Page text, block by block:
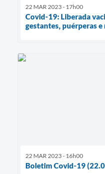
22 MAR 2023 - 17h00
Covid-19: Liberada
gestantes, puérperas
22 MAR 2023 - 16h00
Boletim Covid-19